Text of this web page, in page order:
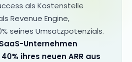
als Kostenstelle
Revenue Engine,
seines Umsatzpotenzials.
Unternehmen
ihres neuen ARR aus